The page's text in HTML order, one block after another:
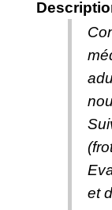
et